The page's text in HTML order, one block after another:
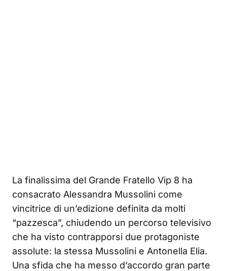
La finalissima del Grande Fratello Vip 8 ha
consacrato Alessandra Mussolini come
vincitrice di un’edizione definita da molti
“pazzesca”, chiudendo un percorso televisivo
che ha visto contrapporsi due protagoniste
assolute: la stessa Mussolini e Antonella Elia.
Una sfida che ha messo d’accordo gran parte